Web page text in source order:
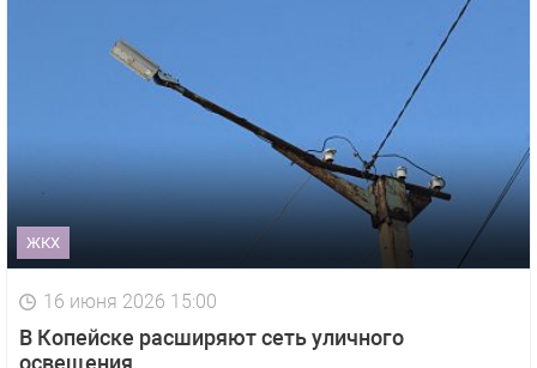
ЖКХ
16 июня 2026 15:00
В Копейске расширяют сеть уличного